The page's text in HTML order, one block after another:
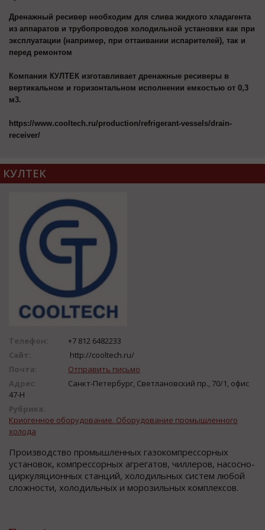
Дренажный ресивер необходим для слива жидкого хладагента
из аппаратов и трубопроводов холодильной установки как при
эксплуатации (например, при оттаивании испарителей), так и
перед ремонтом
Компания КУЛТЕК изготавливает дренажные ресиверы в
вертикальном и горизонтальном исполнении емкостью от 0,3
м3.
https://www.cooltech.ru/production/refrigerant-vessels/drain-
receiver/
КУЛТЕК
Телефон:
+7 812 6482233
Сайт:
http://cooltech.ru/
Почта:
Отправить письмо
Адрес:
Санкт-Петербург, Светлановский пр., 70/1, офис
47-Н
Рубрика:
Криогенное оборудование. Оборудование промышленного
холода
Производство промышленных газокомпрессорных
установок, компрессорных агрегатов, чиллеров, насосно-
циркуляционных станций, холодильных систем любой
сложности, холодильных и морозильных комплексов.